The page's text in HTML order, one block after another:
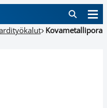
Kovametallipora